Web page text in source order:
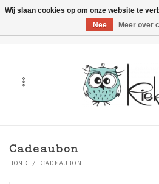
Handwerk & Textiel
Cadeaubon
HOME / CADEAUBON
Wij slaan cookies op om onze website te
Nee
Meer over